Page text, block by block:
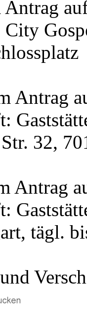
Antrag
City
Antrag
32,
Antrag
tägl.